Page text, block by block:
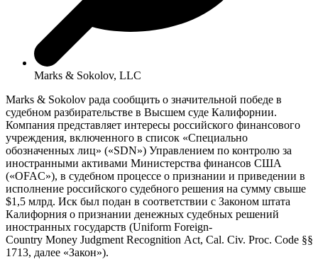
Marks & Sokolov, LLC
Marks & Sokolov рада сообщить о значительной победе в
судебном разбирательстве в Высшем суде Калифорнии.
Компания представляет интересы российского финансового
учреждения, включенного в список «Специально
обозначенных лиц» («SDN») Управлением по контролю за
иностранными активами Министерства финансов США
(«OFAC»), в судебном процессе о признании и приведении в
исполнение российского судебного решения на сумму свыше
$1,5 млрд. Иск был подан в соответствии с Законом штата
Калифорния о признании денежных судебных решений
иностранных государств (Uniform Foreign-
Country Money Judgment Recognition Act, Cal. Civ. Proc. Code §§
1713, далее «Закон»).